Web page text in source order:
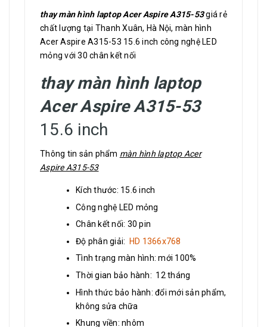
thay màn hình laptop Acer Aspire A315-53giá rẻ
chất lượng tại Thanh Xuân, Hà Nội, màn hình
Acer Aspire A315-53 15.6 inch công nghệ LED
mỏng với 30 chân kết nối
thay màn hình laptop
Acer Aspire A315-53
15.6 inch
Thông tin sản phẩm màn hình laptop Acer
Aspire A315-53
Kích thước: 15.6 inch
Công nghệ LED mỏng
Chân kết nối: 30 pin
Độ phân giải:
HD 1366x768
Tình trạng màn hình: mới 100%
Thời gian bảo hành: 12 tháng
Hình thức bảo hành: đổi mới sản phẩm,
không sửa chữa
Khung viền: nhôm